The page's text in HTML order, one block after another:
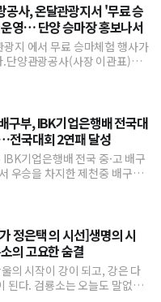
공사, 온달관광지서 '무료 승
영… 단양 승마장 홍보나서
지 에서 무료 승마체험 행사가
.단양관광공사(사장 이관표)가
구부, IBK기업은행배 전국대
전국대회 2연패 달성
기업은행배 전국 중·고 배구
우승을 차지한 제천중 배구부.
정은택 의 시선]생명의 시
의 고요한 숨결
의 시작이 강이 되고, 강은 다
된다. 검룡소는 오늘도 말없이